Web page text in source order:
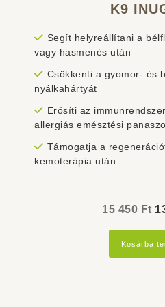
K9
Segít helyreállítani a
vagy hasmenés után
Csökkenti a gyomor- és
nyálkahártyát
Erősíti az
allergiás emésztési
Támogatja a
kemoterápia után
15 450Ft
Kosárba